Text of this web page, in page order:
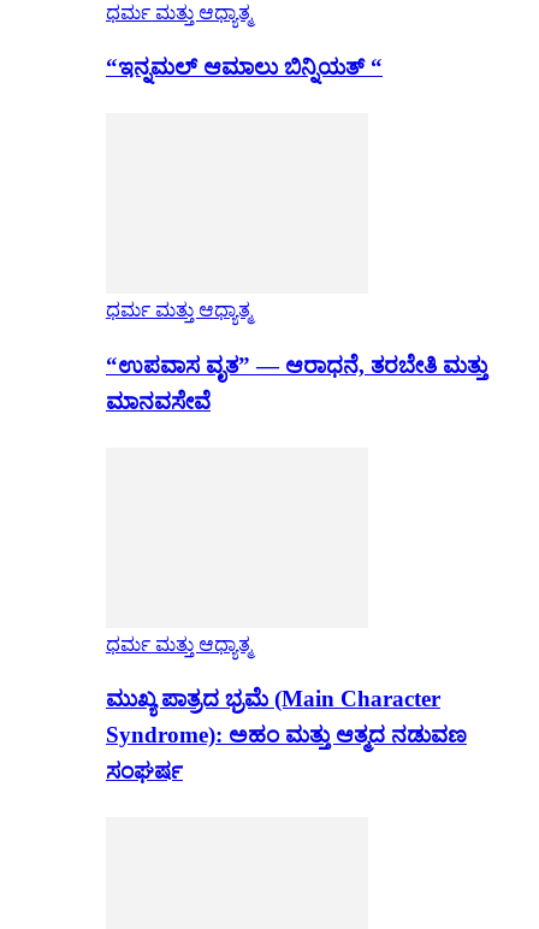
ಧರ್ಮ ಮತ್ತು ಆಧ್ಯಾತ್ಮ
“ಇನ್ನಮಲ್ ಆಮಾಲು ಬಿನ್ನಿಯತ್ “
ಧರ್ಮ ಮತ್ತು ಆಧ್ಯಾತ್ಮ
“ಉಪವಾಸ ವೃತ” — ಆರಾಧನೆ, ತರಬೇತಿ ಮತ್ತು
ಮಾನವಸೇವೆ
ಧರ್ಮ ಮತ್ತು ಆಧ್ಯಾತ್ಮ
ಮುಖ್ಯ ಪಾತ್ರದ ಭ್ರಮೆ (Main Character
Syndrome): ಅಹಂ ಮತ್ತು ಆತ್ಮದ ನಡುವಣ
ಸಂಘರ್ಷ